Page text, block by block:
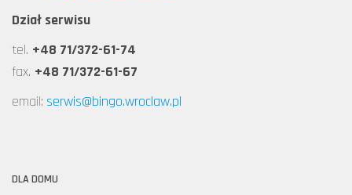
Dział serwisu
tel. +48 71/372-61-74
fax. +48 71/372-61-67
email: serwis@bingo.wroclaw.pl
DLA DOMU